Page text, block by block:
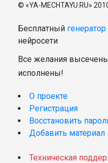
© «YA-MECHTAYU.RU»
Бесплатный
нейросети
Все желания высечены
исполнены!
О проекте
Регистрация
Восстановить
Добавить материал
Техническая